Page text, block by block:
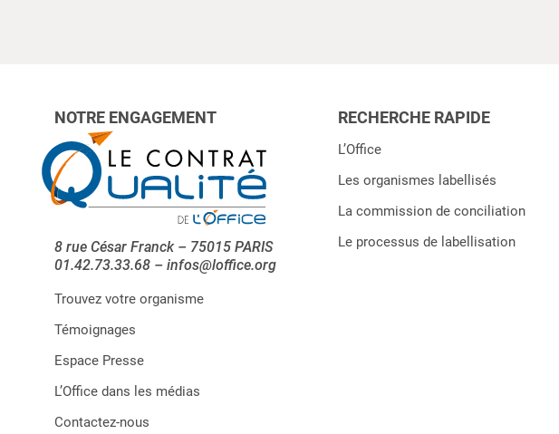
NOTRE ENGAGEMENT
8 rue César Franck – 75015 PARIS
01.42.73.33.68 – infos@loffice.org
Trouvez votre organisme
Témoignages
Espace Presse
L’Office dans les médias
Contactez-nous
RECHERCHE RAPIDE
L’Office
Les organismes labellisés
La commission de conciliation
Le processus de labellisation